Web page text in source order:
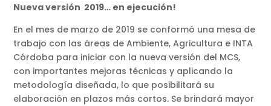
Nueva versión 2019… en ejecución!
En el mes de marzo de 2019 se conformó una mesa de
trabajo con las áreas de Ambiente, Agricultura e INTA
Córdoba para iniciar con la nueva versión del MCS,
con importantes mejoras técnicas y aplicando la
metodología diseñada, lo que posibilitará su
elaboración en plazos más cortos. Se brindará mayor